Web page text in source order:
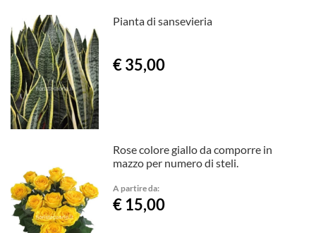
Pianta di sansevieria
€ 35,00
Rose colore giallo da comporre in
mazzo per numero di steli.
A partire da:
€ 15,00